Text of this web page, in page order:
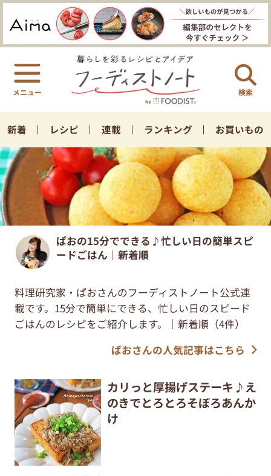
検索
新着 レシピ 連載 ランキング お買いもの
ぱおの15分でできる♪忙しい日の簡単スピ
ードごはん｜新着順
料理研究家・ぱおさんのフーディストノート公式連
載です。15分で簡単にできる、忙しい日のスピード
ごはんのレシピをご紹介します。｜新着順（4件）
ぱおさんの人気記事はこちら
カリっと厚揚げステーキ♪え
のきでとろとろそぼろあんか
け